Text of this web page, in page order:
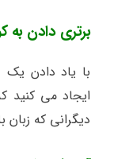
برتری دادن به
با یاد دادن یک
ایجاد می کنید
دیگرانی که زبان